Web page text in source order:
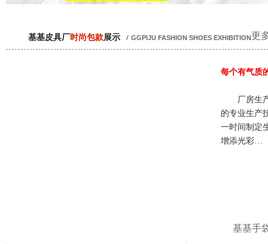
更
基基皮具厂时尚包款展示 / GGPIJU FASHION SHOES EXHIBITION
每个有气质
厂房生
的专业生产
一时间制定
增添光彩…
基基手